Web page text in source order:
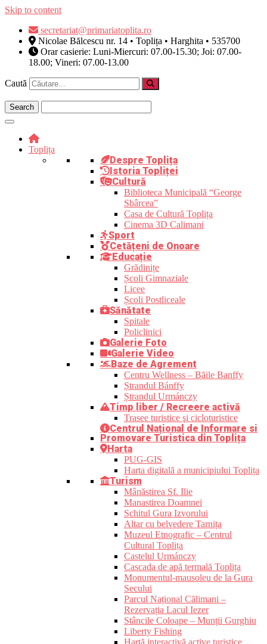
Skip to content
secretariat@primariatoplita.ro
Nicolae Bălcescu nr. 14 • Toplița • Harghita • 535700
Orar casierie: Luni-Miercuri: 07.00-15.30; Joi: 07.00-
18.00; Vineri: 07.00-13.00
Caută
Toplița
Despre Toplița
Istoria Topliței
Cultură
Biblioteca Municipală “George
Sbârcea”
Casa de Cultură Toplița
Cinema 3D Calimani
Sport
Cetățeni de Onoare
Educație
Grădinițe
Școli Gimnaziale
Licee
Școli Postliceale
Sănătate
Spitale
Policlinici
Galerie Foto
Galerie Video
Baze de Agrement
Centru Wellness – Băile Banffy
Ștrandul Bánffy
Ștrandul Urmánczy
Timp liber / Recreere activă
Trasee turistice şi cicloturistice
Centrul Național de Informare si
Promovare Turistica din Toplița
Harta
PUG-GIS
Harta digitală a municipiului Toplița
Turism
Mânăstirea Sf. Ilie
Manastirea Doamnei
Schitul Gura Izvorului
Altar cu belvedere Tarnița
Muzeul Etnografic – Centrul
Cultural Toplița
Castelul Urmánczy
Cascada de apă termală Toplița
Monumentul-mausoleu de la Gura
Secului
Parcul Național Călimani –
Rezervația Lacul Iezer
Stâncile Coloape – Munții Gurghiu
Liberty Fishing
Hartă interactivă active turistice